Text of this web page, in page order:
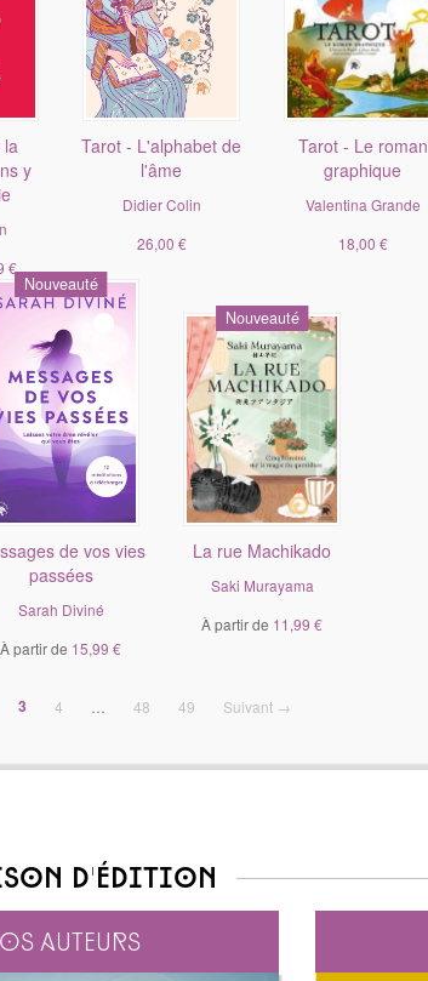
la
y
€
Tarot - L'alphabet de
l'âme
Didier Colin
26,00 €
Tarot - Le roman
graphique
Valentina Grande
18,00 €
Nouveauté
de vos vies
passées
Sarah Diviné
À partir de 15,99 €
Nouveauté
La rue Machikado
Saki Murayama
À partir de 11,99 €
3(current)
4 48 49 Suivant →
d'édition
auteurs